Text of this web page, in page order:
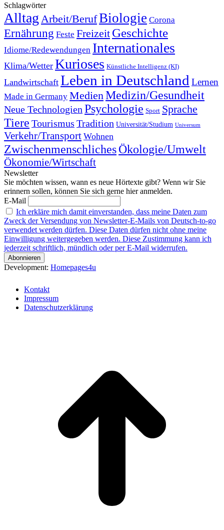
Schlagwörter
Alltag Arbeit/BerufBiologie Corona
Ernährung Feste Freizeit Geschichte
Idiome/Redewendungen Internationales
Klima/Wetter Kurioses Künstliche Intelligenz (KI)
Landwirtschaft Leben in Deutschland Lernen
Made in Germany Medien Medizin/Gesundheit
Neue Technologien Psychologie Sport Sprache
Tiere Tourismus Tradition Universität/Studium Universum
Verkehr/Transport Wohnen
ZwischenmenschlichesÖkologie/Umwelt
Ökonomie/Wirtschaft
Newsletter
Sie möchten wissen, wann es neue Hörtexte gibt? Wenn wir Sie
erinnern sollen, können Sie sich gerne hier anmelden.
E-Mail
Ich erkläre mich damit einverstanden, dass meine Daten zum
Zweck der Versendung von Newsletter-E-Mails von Deutsch-to-go
verwendet werden dürfen. Diese Daten dürfen nicht ohne meine
Einwilligung weitergegeben werden. Diese Zustimmung kann ich
jederzeit schriftlich, mündlich oder per E-Mail widerrufen.
Development: Homepages4u
Kontakt
Impressum
Datenschutzerklärung